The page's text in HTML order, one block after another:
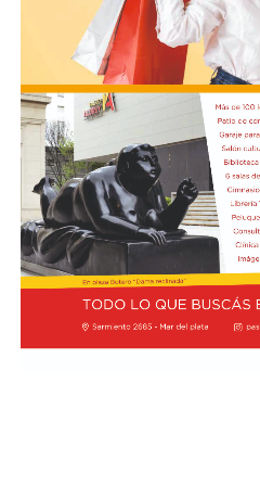
para el 6 de agosto.
La discusión interna llegó a
vicepresidenta Victoria
contra de ese punto de la
Bullrich, uno de cuyos
amenazas a un colaborador
En ese contexto se enmarca el
Rural. Pino ya había defendido
pasada, tras la primera
vez más, el Poder Legislativo
necesario. Es un proyecto
campo pero es necesario